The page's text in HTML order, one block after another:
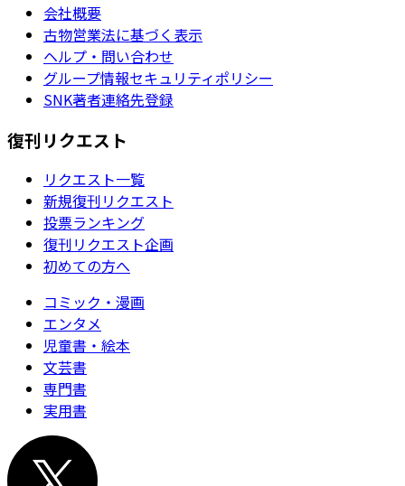
会社概要
古物営業法に基づく表示
ヘルプ・問い合わせ
グループ情報セキュリティポリシー
SNK著者連絡先登録
復刊リクエスト
リクエスト一覧
新規復刊リクエスト
投票ランキング
復刊リクエスト企画
初めての方へ
コミック・漫画
エンタメ
児童書・絵本
文芸書
専門書
実用書